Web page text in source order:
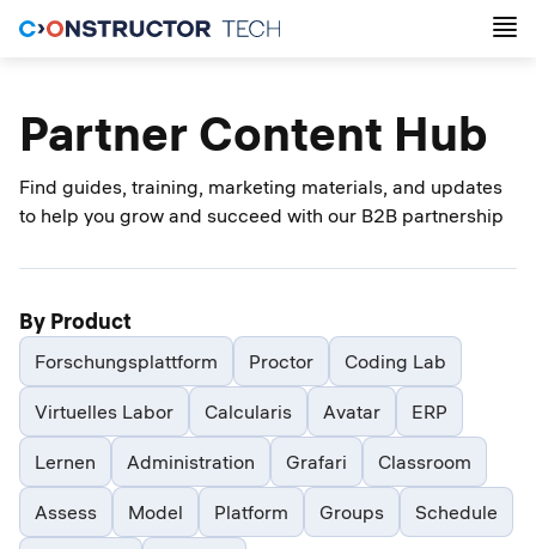
Partner Content Hub
Find guides, training, marketing materials, and updates
to help you grow and succeed with our B2B partnership
By Product
Forschungsplattform Proctor Coding Lab
Virtuelles Labor Calcularis Avatar ERP
Lernen Administration Grafari Classroom
Assess Model Platform Groups Schedule